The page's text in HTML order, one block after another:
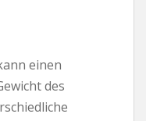
einen
des